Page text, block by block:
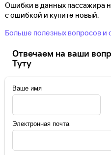
Ошибки в данных пассажира
с ошибкой и купите новый.
Больше полезных вопросов и
Отвечаем на ваши
Туту
Ваше имя
Электронная почта